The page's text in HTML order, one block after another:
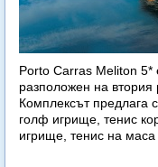
Porto Carras Meliton 5*
разположен на втория
Комплексът предлага
голф игрище, тенис
игрище, тенис на